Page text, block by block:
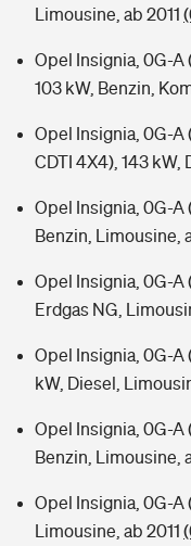
Limousine, ab 2011
Opel Insignia, 0G-A
103 kW, Benzin,
Opel Insignia, 0G-A
CDTI 4X4), 143 kW,
Opel Insignia, 0G-A
Benzin, Limousine,
Opel Insignia, 0G-A
Erdgas NG,
Opel Insignia, 0G-A
kW, Diesel,
Opel Insignia, 0G-A
Benzin, Limousine,
Opel Insignia, 0G-A
Limousine, ab 2011